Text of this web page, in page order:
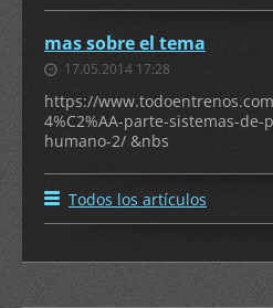
mas sobre el tema
17.05.2014 17:28
https://
4%C2%AA-parte-sistemas-
humano-2/ &nbs
Todos los artículos